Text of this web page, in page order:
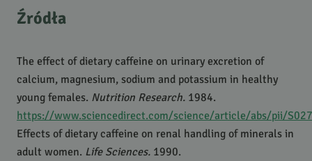
Źródła
The effect of dietary caffeine on urinary excretion of
calcium, magnesium, sodium and potassium in healthy
young females. Nutrition Research. 1984.
https://www.sciencedirect.com/science/article/abs/pii/
Effects of dietary caffeine on renal handling of minerals in
adult women. Life Sciences. 1990.